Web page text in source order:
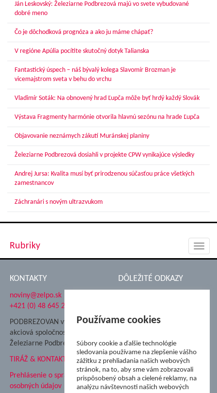
Ján Leskovský: Železiarne Podbrezová majú vo svete vybudované
dobré meno
Čo je dôchodková prognóza a ako ju máme chápať?
V regióne Apúlia pocítite skutočný dotyk Talianska
Fantastický úspech – náš bývalý kolega Slavomír Brozman je
vicemajstrom sveta v behu do vrchu
Vladimír Soták: Na obnovený hrad Ľupča môže byť hrdý každý Slovák
Výstava Fragmenty harmónie otvorila hlavnú sezónu na hrade Ľupča
Objavovanie neznámych zákutí Muránskej planiny
Železiarne Podbrezová dosiahli v projekte CPW vynikajúce výsledky
Andrej Jursa: Kvalita musí byť prirodzenou súčasťou práce všetkých
zamestnancov
Záchranári s novým ultrazvukom
Rubriky
KONTAKTY
noviny@zelpo.sk
+421 (0) 48 645 2711
PODBREZOVAN vydáva
akciová spoločnosť
Železiarne Podbrezová
TIRÁŽ & KONTAKT
Prehlásenie o spracovaní
osobných údajov
DÔLEŽITÉ ODKAZY
Nadácia Železiarne
ŽP Informatika s.r.o.
ŠK Železiarne Podbrezová
Tále a.s.
Používame cookies
Súbory cookie a ďalšie technológie
sledovania používame na zlepšenie vášho
zážitku z prehliadania našich webových
stránok, na to, aby sme vám zobrazovali
prispôsobený obsah a cielené reklamy, na
analýzu návštevnosti našich webových